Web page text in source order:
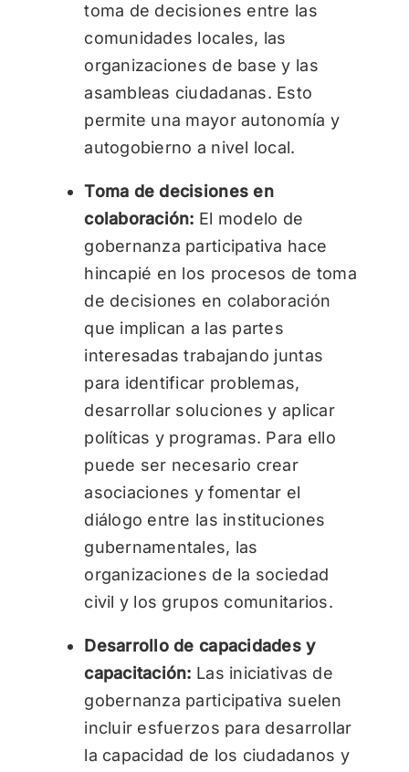
toma de decisiones entre las
comunidades locales, las
organizaciones de base y las
asambleas ciudadanas. Esto
permite una mayor autonomía y
autogobierno a nivel local.
Toma de decisiones en
colaboración: El modelo de
gobernanza participativa hace
hincapié en los procesos de toma
de decisiones en colaboración
que implican a las partes
interesadas trabajando juntas
para identificar problemas,
desarrollar soluciones y aplicar
políticas y programas. Para ello
puede ser necesario crear
asociaciones y fomentar el
diálogo entre las instituciones
gubernamentales, las
organizaciones de la sociedad
civil y los grupos comunitarios.
Desarrollo de capacidades y
capacitación: Las iniciativas de
gobernanza participativa suelen
incluir esfuerzos para desarrollar
la capacidad de los ciudadanos y